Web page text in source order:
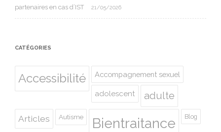
partenaires en cas d’IST
21/05/2026
CATÉGORIES
Accessibilité Accompagnement sexuel
adolescent adulte
Articles Autisme Bientraitance Blog